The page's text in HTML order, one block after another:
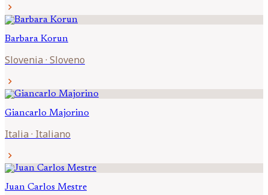
chevron_right
Barbara Korun
Slovenia · Sloveno
chevron_right
Giancarlo Majorino
Italia · Italiano
chevron_right
Juan Carlos Mestre